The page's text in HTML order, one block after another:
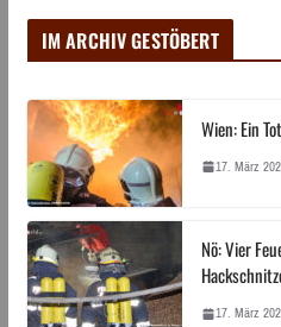
IM ARCHIV GESTÖBERT
Wien: Ein
17. März
Nö: Vier
17. März